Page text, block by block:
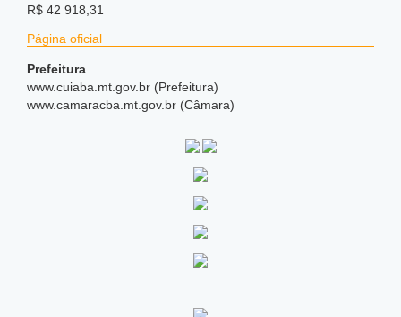
R$ 42 918,31
Página oficial
Prefeitura
www.cuiaba.mt.gov.br (Prefeitura)
www.camaracba.mt.gov.br (Câmara)